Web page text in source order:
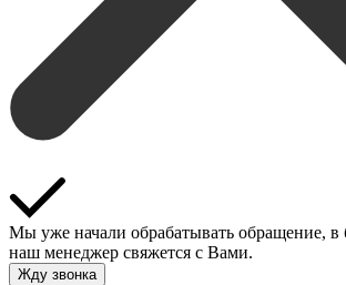
Мы уже начали обрабатывать обращение,
наш менеджер свяжется с Вами.
Жду звонка